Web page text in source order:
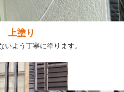
上塗り
いよう丁寧に塗ります。